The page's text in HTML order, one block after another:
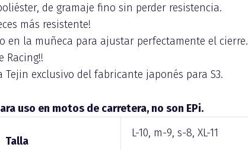
de gramaje fino sin perder resistencia.
más resistente!
en la muñeca para ajustar perfectamente el cierre.
Racing!!
exclusivo del fabricante japonés para S3.
uso en motos de carretera, no son EPi.
Talla
L-10, m-9, s-8, XL-11